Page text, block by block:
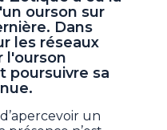
ourson sur
Dans
les réseaux
l'ourson
poursuivre sa
un